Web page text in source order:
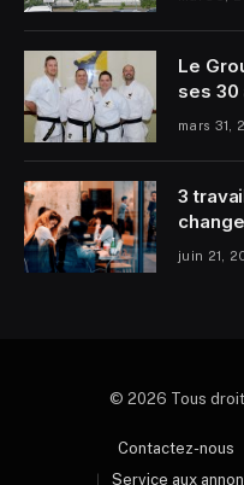
Le
ses 30
mars 31,
3
juin 21,
© 2026 Tous
Contactez-nous
Service aux